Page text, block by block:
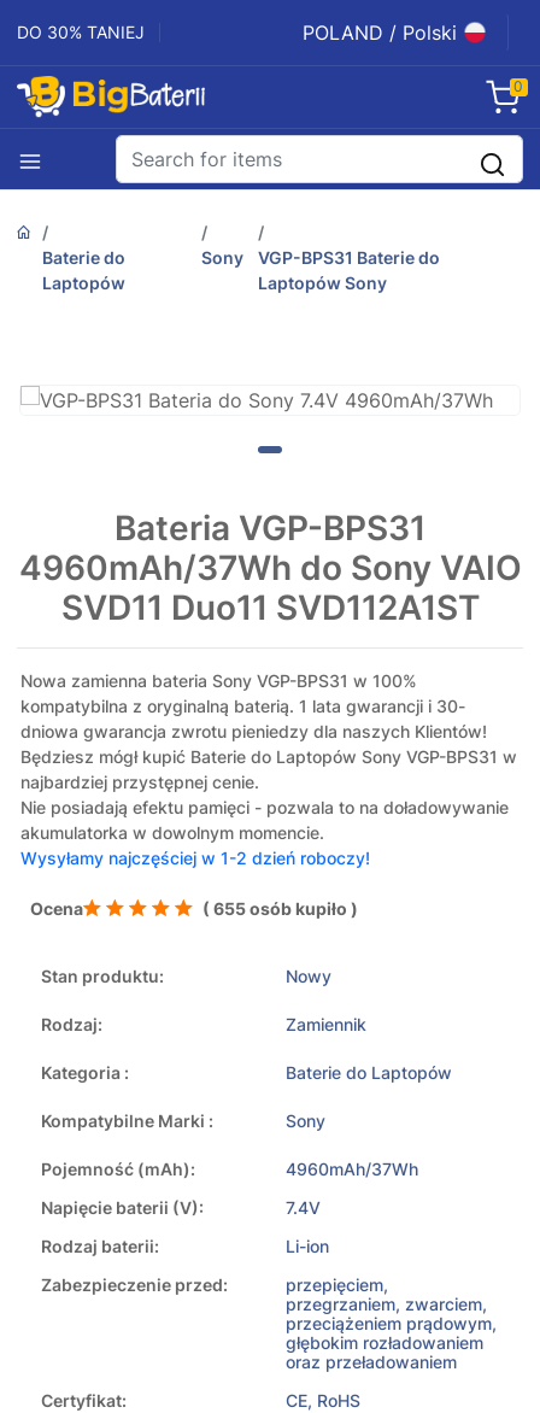
DO 30% TANIEJ POLAND / Polski
0
Baterie do
Laptopów
Sony
VGP-BPS31 Baterie do
Laptopów Sony
Bateria VGP-BPS31
4960mAh/37Wh do Sony VAIO
SVD11 Duo11 SVD112A1ST
Nowa zamienna bateria Sony VGP-BPS31 w 100%
kompatybilna z oryginalną baterią. 1 lata gwarancji i 30-
dniowa gwarancja zwrotu pieniedzy dla naszych Klientów!
Będziesz mógł kupić Baterie do Laptopów Sony VGP-BPS31 w
najbardziej przystępnej cenie.
Nie posiadają efektu pamięci - pozwala to na doładowywanie
akumulatorka w dowolnym momencie.
Wysyłamy najczęściej w 1-2 dzień roboczy!
Ocena ( 655 osób kupiło )
Stan produktu: Nowy
Rodzaj: Zamiennik
Kategoria : Baterie do Laptopów
Kompatybilne Marki : Sony
Pojemność (mAh):
4960mAh/37Wh
Napięcie baterii (V):
7.4V
Rodzaj baterii:
Li-ion
Zabezpieczenie przed:
przepięciem,
przegrzaniem, zwarciem,
przeciążeniem prądowym,
głębokim rozładowaniem
oraz przeładowaniem
Certyfikat:
CE, RoHS